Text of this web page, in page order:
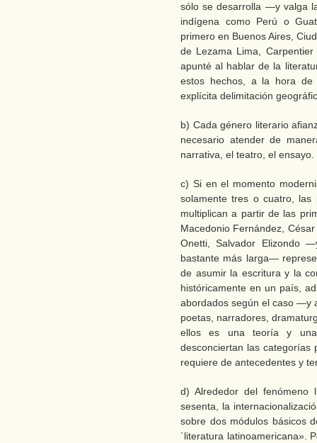
sólo se desarrolla —y valga
indígena como Perú o
primero en Buenos Aires,
de Lezama Lima,
apunté al hablar de la
estos hechos, a la hora de
explícita delimitación
b) Cada género literario
necesario atender de
narrativa, el teatro, el ensayo.
c) Si en el momento
solamente tres o cuatro, las
multiplican a partir de las
Macedonio Fernández,
Onetti, Salvador Elizondo
bastante más larga—
de asumir la escritura y la
históricamente en un país,
abordados según el caso —y
poetas, narradores,
ellos es una teoría y
desconciertan las categorías
requiere de antecedentes y
d) Alrededor del fenómeno
sesenta, la
sobre dos módulos básicos
`literatura latinoamericana».